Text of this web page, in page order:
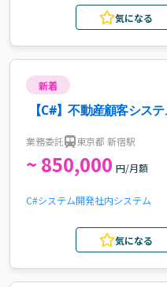
気になる
新着
【C#】不動産顧客シス
業務委託 東京都 新宿駅
~ 850,000 円/月額
C#システム開発社内システム
気になる